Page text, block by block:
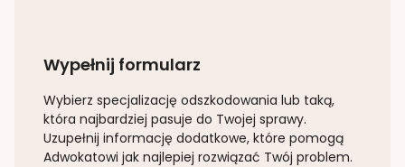
Wypełnij formularz
Wybierz specjalizację odszkodowania lub taką,
która najbardziej pasuje do Twojej sprawy.
Uzupełnij informację dodatkowe, które pomogą
Adwokatowi jak najlepiej rozwiązać Twój problem.